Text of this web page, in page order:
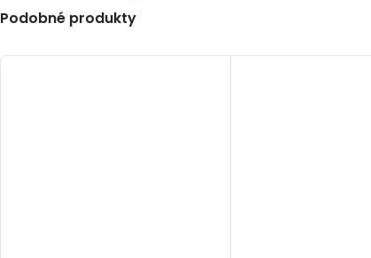
Podobné produkty